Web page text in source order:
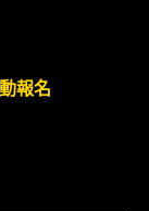
報名